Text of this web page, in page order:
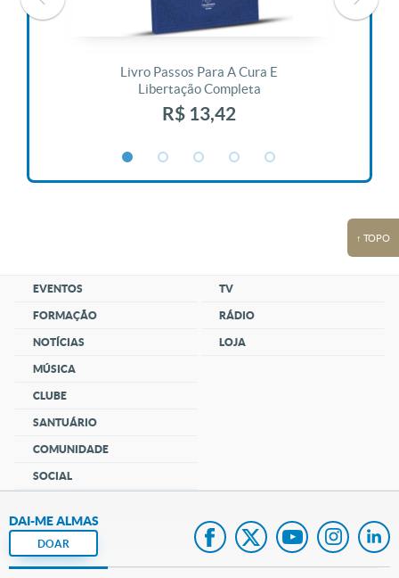
Livro Passos Para A Cura E
Libertação Completa
R$ 13,42
↑ TOPO
EVENTOS
FORMAÇÃO
NOTÍCIAS
MÚSICA
CLUBE
SANTUÁRIO
COMUNIDADE
SOCIAL
TV
RÁDIO
LOJA
DAI-ME ALMAS
DOAR